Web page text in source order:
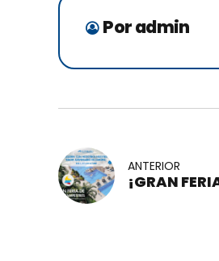
Por admin
ANTERIOR
¡GRAN